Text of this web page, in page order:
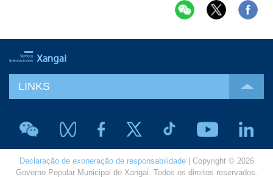
LINKS
Declaração de exoneração de responsabilidade| Copyright © 2026
Governo Popular Municipal de Xangai. Todos os direitos reservados.